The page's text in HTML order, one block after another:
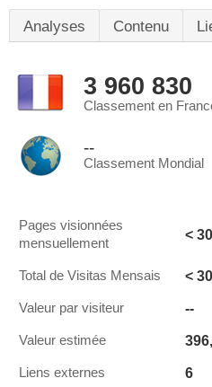
Analyses Contenu
3 960 830
Classement en
--
Classement Mondial
Pages visionnées
mensuellement
<
Total de Visitas Mensais <
Valeur par visiteur --
Valeur estimée
Liens externes 6